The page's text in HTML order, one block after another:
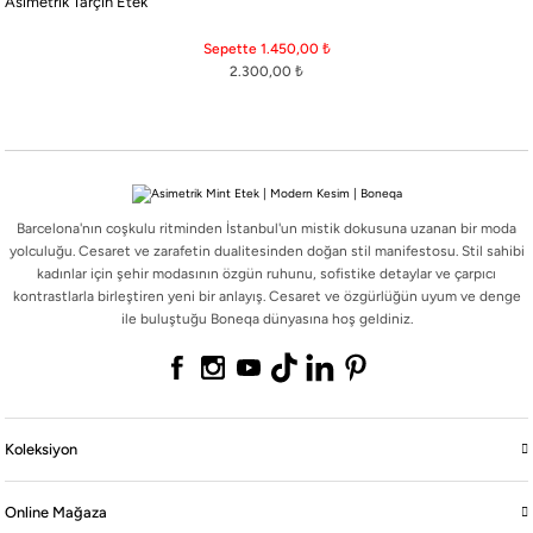
2.300,00 ₺
Sepette 1.450,00₺
Barcelona'nın coşkulu ritminden İstanbul'un mistik dokusuna uzanan bir moda
yolculuğu. Cesaret ve zarafetin dualitesinden doğan stil manifestosu. Stil sahibi
kadınlar için şehir modasının özgün ruhunu, sofistike detaylar ve çarpıcı
kontrastlarla birleştiren yeni bir anlayış. Cesaret ve özgürlüğün uyum ve denge
ile buluştuğu Boneqa dünyasına hoş geldiniz.
Koleksiyon
Online Mağaza
Barcelona'nın coşkulu ritminden İstanbul'un mistik dokusuna uzanan bir moda
kadınlar için şehir modasının özgün ruhunu, sofistike detaylar ve çarpıcı
kontrastlarla birleştiren yeni bir anlayış. Cesaret ve özgürlüğün uyum ve denge
Koleksiyon
Online Mağaza
Yasal